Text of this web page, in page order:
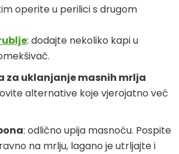
operite u perilici s drugom
: dodajte nekoliko kapi u
za uklanjanje masnih mrlja
alternative koje vjerojatno već
: odlično upija masnoću. Pospite
na mrlju, lagano je utrljajte i